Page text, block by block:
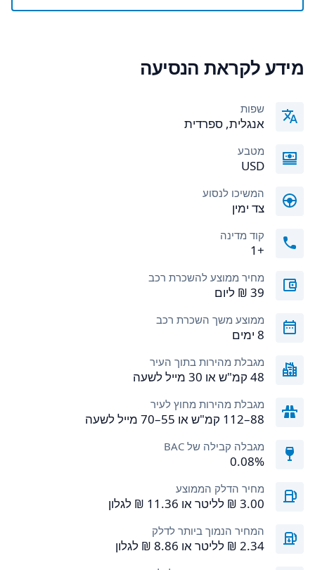
מידע לקראת הנסיעה
שפות
אנגלית, ספרדית
מטבע
USD
המשיכו לנסוע
צד ימין
קוד מדינה
+1
מחיר ממוצע להשכרת רכב
ממוצע משך השכרת רכב
8 ימים
מגבלת מהירות בתוך העיר
48 קמ"ש או 30 מייל לשעה
מגבלת מהירות מחוץ לעיר
88–112 קמ"ש או 55–70 מייל לשעה
מגבלה קבילה של BAC
0.08%
מחיר הדלק הממוצע
המחיר הנמוך ביותר לדלק